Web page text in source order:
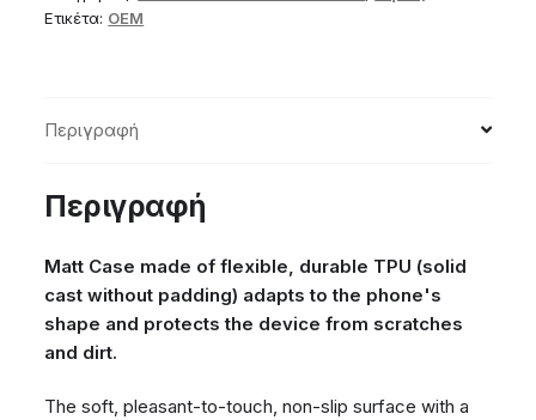
Ετικέτα: OEM
Περιγραφή
Περιγραφή
Matt Case made of flexible, durable TPU (solid
cast without padding) adapts to the phone's
shape and protects the device from scratches
and dirt.
The soft, pleasant-to-touch, non-slip surface with a